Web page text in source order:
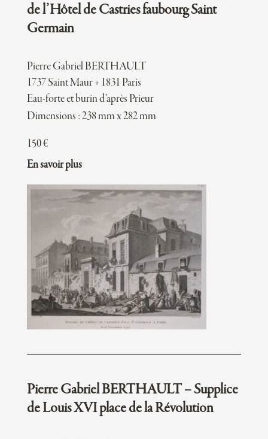
de l’Hôtel de Castries faubourg Saint
Germain
Pierre Gabriel BERTHAULT
1737 Saint Maur + 1831 Paris
Eau-forte et burin d’après Prieur
Dimensions : 238 mm x 282 mm
150€
En savoir plus
Pierre Gabriel BERTHAULT – Supplice
de Louis XVI place de la Révolution